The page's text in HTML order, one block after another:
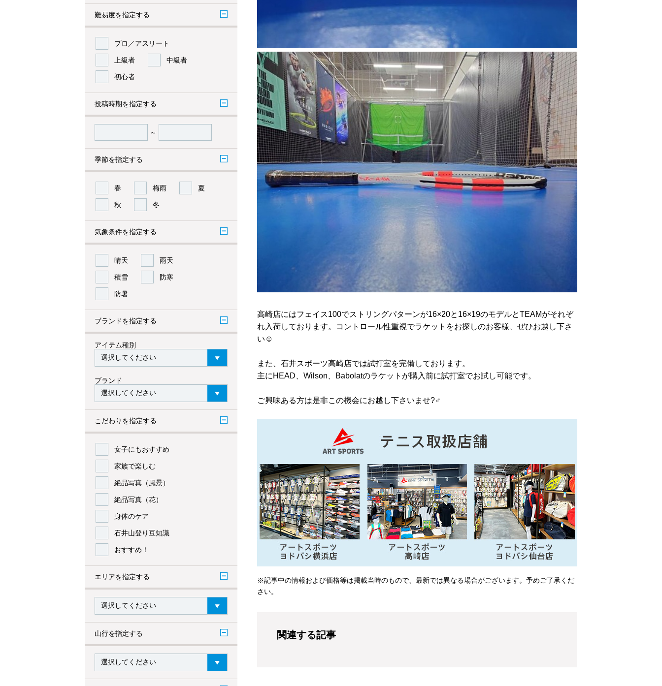
難易度を指定する
プロ／アスリート
上級者 中級者
初心者
投稿時期を指定する
～
季節を指定する
春 梅雨 夏
秋 冬
気象条件を指定する
晴天 雨天
積雪 防寒
防暑
ブランドを指定する
アイテム種別
ブランド
こだわりを指定する
女子にもおすすめ
家族で楽しむ
絶品写真（風景）
絶品写真（花）
身体のケア
石井山登り豆知識
おすすめ！
エリアを指定する
山行を指定する
高崎店にはフェイス100でストリングパターンが16×20と16×19のモデルとTEAMがそれぞ
れ入荷しております。コントロール性重視でラケットをお探しのお客様、ぜひお越し下さ
い☺️
また、石井スポーツ高崎店では試打室を完備しております。
主にHEAD、Wilson、Babolatのラケットが購入前に試打室でお試し可能です。
ご興味ある方は是非この機会にお越し下さいませ?‍♂️
※記事中の情報および価格等は掲載当時のもので、最新では異なる場合がございます。予めご了承くだ
さい。
関連する記事